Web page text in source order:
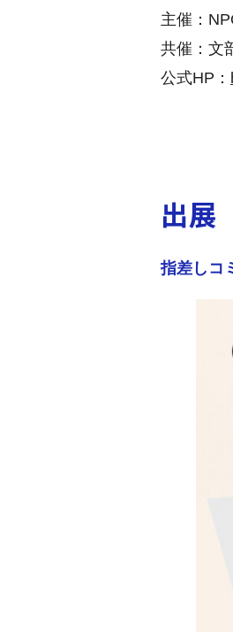
主催：
共催：文
公式HP：
出展
指差しコ